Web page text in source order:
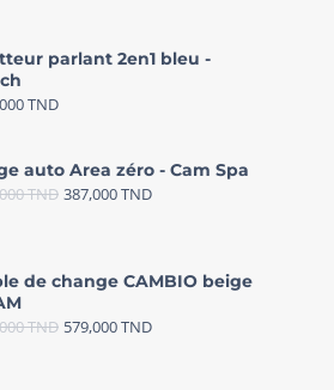
parlant 2en1 bleu -
TND
auto Area zéro - Cam Spa
TND 387,000TND
de change CAMBIO beige
TND 579,000TND